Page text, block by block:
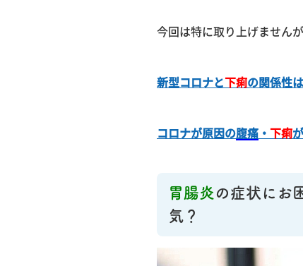
今回は特に取り上げませんが
新型コロナと下痢の関係性
コロナが原因の腹痛 ・ 下痢
胃腸炎 の症状にお
気？